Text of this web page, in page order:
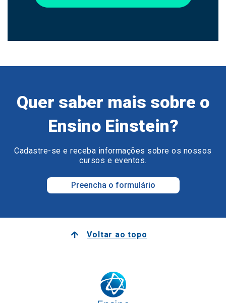
Quer saber mais sobre o
Ensino Einstein?
Cadastre-se e receba informações sobre os nossos
cursos e eventos.
Preencha o formulário
Voltar ao topo